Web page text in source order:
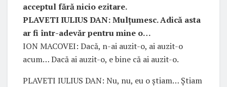
acceptul fără nicio ezitare.
PLAVETI IULIUS DAN: Mulțumesc. Adică asta
ar fi într-adevăr pentru mine o…
ION MACOVEI: Dacă, n-ai auzit-o, ai auzit-o
acum… Dacă ai auzit-o, e bine că ai auzit-o.
PLAVETI IULIUS DAN: Nu, nu, eu o știam… Știam